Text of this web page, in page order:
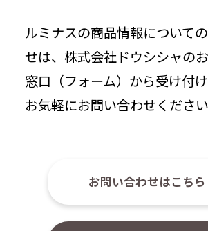
ルミナスの商品情報について
せは、株式会社ドウシシャの
窓口（フォーム）から受け付け
お気軽にお問い合わせください
お問い合わせはこちら